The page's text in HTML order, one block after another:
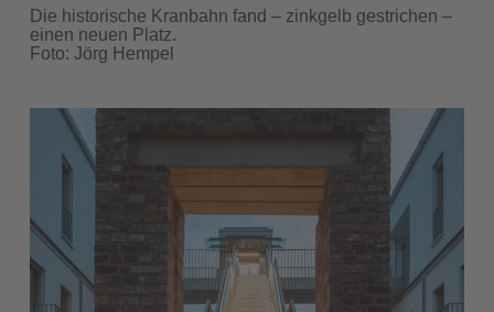
Die historische Kranbahn fand – zinkgelb gestrichen –
einen neuen Platz.
Foto: Jörg Hempel